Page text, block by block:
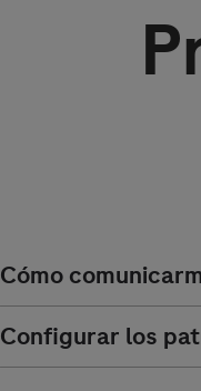
Cómo
Configurar los